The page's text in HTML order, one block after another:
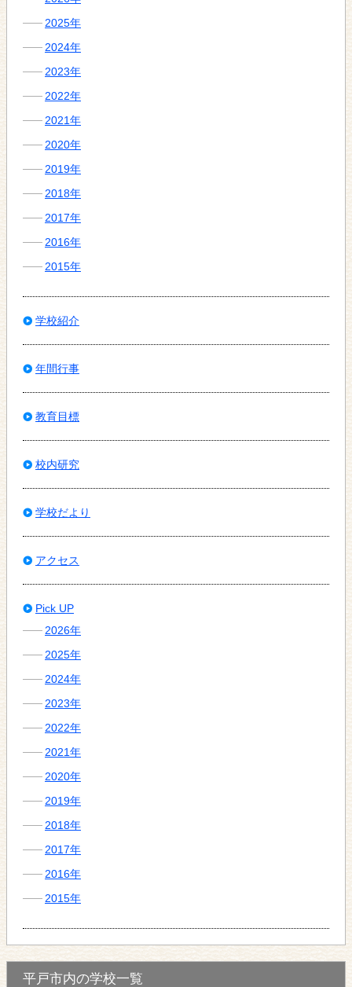
2025年
2024年
2023年
2022年
2021年
2020年
2019年
2018年
2017年
2016年
2015年
学校紹介
年間行事
教育目標
校内研究
学校だより
アクセス
Pick UP
2026年
2025年
2024年
2023年
2022年
2021年
2020年
2019年
2018年
2017年
2016年
2015年
平戸市内の学校一覧